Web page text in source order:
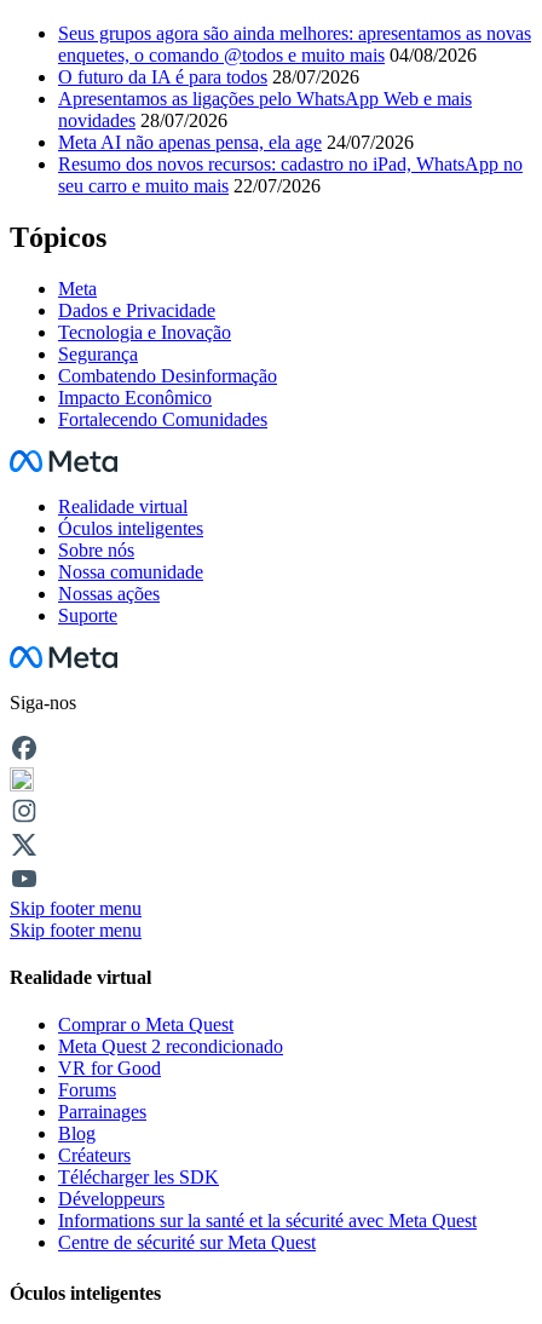
Seus grupos agora são ainda melhores: apresentamos as novas
enquetes, o comando @todos e muito mais 04/08/2026
O futuro da IA é para todos 28/07/2026
Apresentamos as ligações pelo WhatsApp Web e mais
novidades 28/07/2026
Meta AI não apenas pensa, ela age 24/07/2026
Resumo dos novos recursos: cadastro no iPad, WhatsApp no
seu carro e muito mais 22/07/2026
Tópicos
Meta
Dados e Privacidade
Tecnologia e Inovação
Segurança
Combatendo Desinformação
Impacto Econômico
Fortalecendo Comunidades
Facebook
Realidade virtual
Óculos inteligentes
Sobre nós
Nossa comunidade
Nossas ações
Suporte
Facebook
Siga-nos
Skip footer menu
Skip footer menu
Realidade virtual
Comprar o Meta Quest
Meta Quest 2 recondicionado
VR for Good
Forums
Parrainages
Blog
Créateurs
Télécharger les SDK
Développeurs
Informations sur la santé et la sécurité avec Meta Quest
Centre de sécurité sur Meta Quest
Óculos inteligentes